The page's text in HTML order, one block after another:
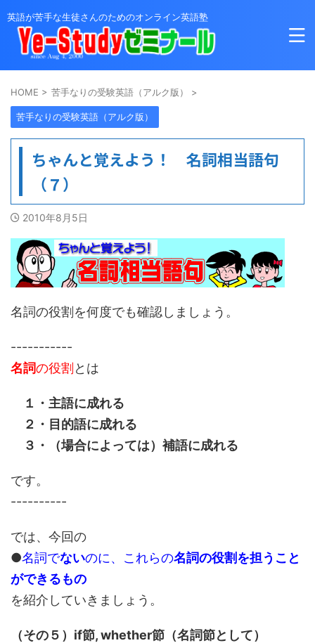
英語が苦手な生徒さんのためのオンライン英語塾
HOME > 苦手なりの受験英語（アルク版） >
苦手なりの受験英語（アルク版）
ちゃんと覚えよう！ 名詞相当語句
（７）
2010年8月5日
名詞の役割を何度でも確認しましょう。
-----------
名詞の役割 とは
１・主語に成れる
２・目的語に成れる
３・（場合によっては）補語に成れる
です。
----------
では、今回の
●名詞でないのに、これらの名詞の役割を担うこと
ができるもの
を紹介していきましょう。
（その５）if節, whether節（名詞節として）